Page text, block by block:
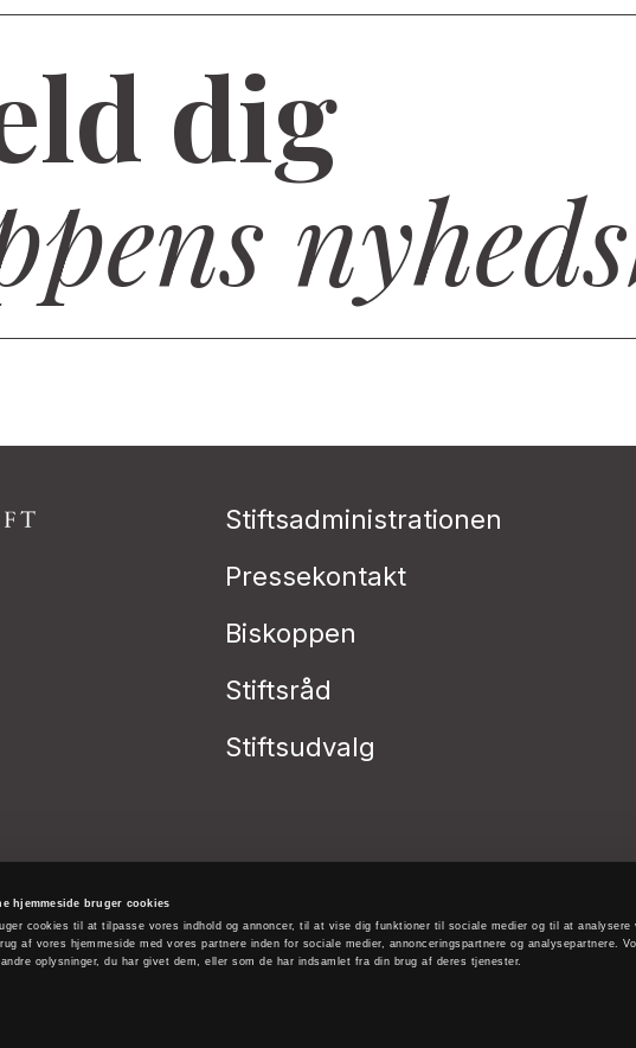
hjemmeside bruger cookies
cookies til at tilpasse vores indhold og annoncer, til at vise dig funktioner til sociale medier og til at
af vores hjemmeside med vores partnere inden for sociale medier, annonceringspartnere og analysepartnere.
oplysninger, du har givet dem, eller som de har indsamlet fra din brug af deres tjenester.
dig
Stiftsadministrationen
Pressekontakt
Biskoppen
Stiftsråd
Stiftsudvalg